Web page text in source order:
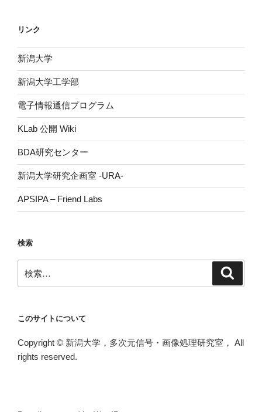
リンク
新潟大学
新潟大学工学部
電子情報通信プログラム
KLab 公開 Wiki
BDA研究センター
新潟大学研究企画室 -URA-
APSIPA – Friend Labs
検索
索:
このサイトについて
Copyright © 新潟大学，多次元信号・画像処理研究室， All
rights reserved.